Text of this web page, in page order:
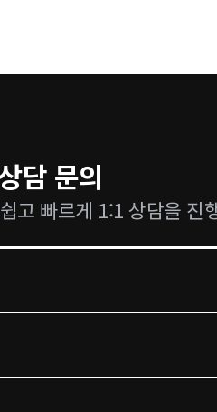
담 문의
고 빠르게 1:1 상담을 진